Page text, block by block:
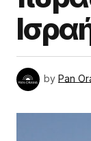
by Pan